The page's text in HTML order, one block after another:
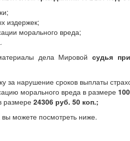
издержек;
морального вреда;
дела Мировойсудья
за нарушение сроков выплаты
морального вреда в размере
размере 24306 руб. 50 коп.;
можете посмотреть ниже.